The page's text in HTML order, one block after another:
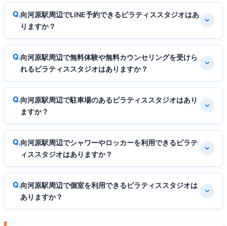
向河原駅周辺でLINE予約できるピラティススタジオはあ
りますか？
向河原駅周辺で無料体験や無料カウンセリングを受けら
れるピラティススタジオはありますか？
向河原駅周辺で駐車場のあるピラティススタジオはあり
ますか？
向河原駅周辺でシャワーやロッカーを利用できるピラテ
ィススタジオはありますか？
向河原駅周辺で個室を利用できるピラティススタジオは
ありますか？